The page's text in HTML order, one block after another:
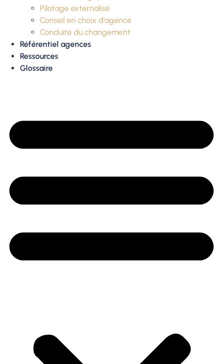
Pilotage externalisé
Conseil en choix d’agence
Conduite du changement
Référentiel agences
Ressources
Glossaire